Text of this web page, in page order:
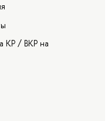
КР / ВКР на